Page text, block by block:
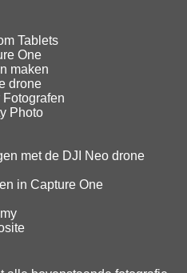
Tablets
One
maken
drone
Photo
met de DJI Neo drone
in Capture One